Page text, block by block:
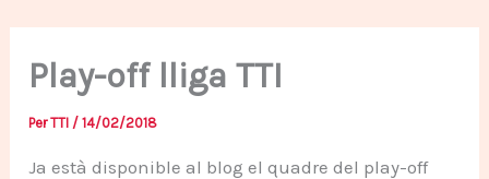
Play-off lliga TTI
Per TTI /14/02/2018
Ja està disponible al blog el quadre del play-off